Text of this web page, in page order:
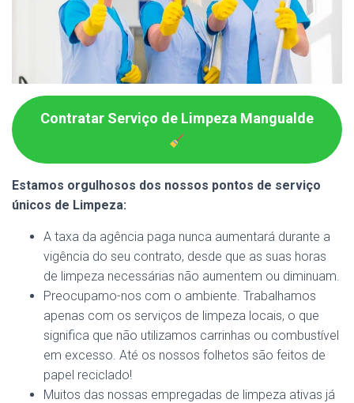
Contratar Serviço de Limpeza Mangualde
Estamos orgulhosos dos nossos pontos de serviço
únicos de Limpeza:
A taxa da agência paga nunca aumentará durante a
vigência do seu contrato, desde que as suas horas
de limpeza necessárias não aumentem ou diminuam.
Preocupamo-nos com o ambiente. Trabalhamos
apenas com os serviços de limpeza locais, o que
significa que não utilizamos carrinhas ou combustível
em excesso. Até os nossos folhetos são feitos de
papel reciclado!
Muitos das nossas empregadas de limpeza ativas já